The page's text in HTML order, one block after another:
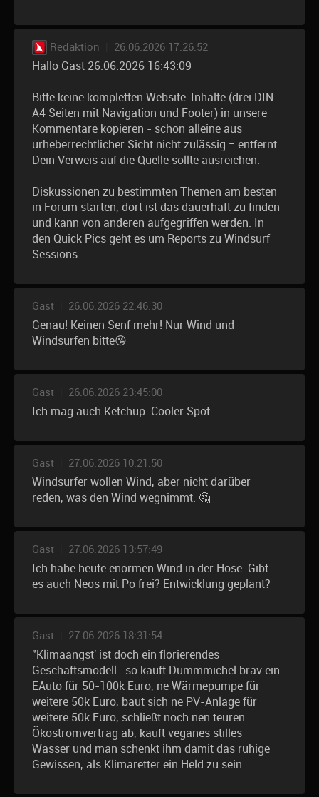
Redaktion 26.06.2026 17:26:52
Hallo Gast 26.06.2026 16:43:09
Bitte keine kompletten Website-Inhalte (drei DIN
A4 Seiten mit Navigation und Footer) in unsere
Kommentare kopieren - schon alleine aus
urheberrechtlicher Sicht nicht zulässig = entfernt.
Dein Verweis auf die Quelle sollte ausreichen.
Diskussionen zu bestimmten Themen am besten
in Forum starten, dort ist das dauerhaft zu finden
und kann von anderen aufgegriffen werden. In
den Quick Pics geht es um Reports zu Windsurf
Sessions.
Gast 26.06.2026 22:46:30
Genau! Keinen Senf mehr! Nur Wind und
Windsurfen bitte😘
Gast 26.06.2026 23:45:00
Ich mag auch Ketchup. Cooler Spot
Gast 27.06.2026 10:21:50
Windsurfer wollen Wind, aber nicht darüber
reden, was den Wind wegnimmt. 🤔
Gast 27.06.2026 13:57:49
Ich habe heute enormen Wind in der Hose. Gibt
es auch Neos mit Po frei? Entwicklung geplant?
Gast 27.06.2026 18:31:54
"Klimaangst' ist doch ein florierendes
Geschäftsmodell...so kauft Dummmichel brav ein
EAuto für 50-100k Euro, ne Wärmepumpe für
weitere 50k Euro, baut sich ne PV-Anlage für
weitere 50k Euro, schließt noch nen teuren
Ökostromvertrag ab, kauft veganes stilles
Wasser und man schenkt ihm damit das ruhige
Gewissen, als Klimaretter ein Held zu sein...